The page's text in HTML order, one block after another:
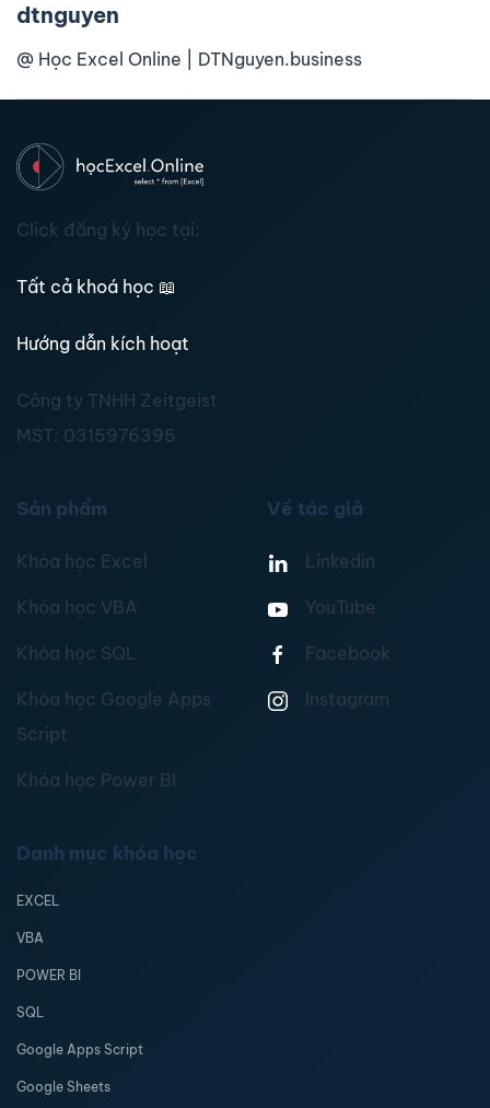
dtnguyen
@ Học Excel Online | DTNguyen.business
Click đăng ký học tại:
Tất cả khoá học 📖
Hướng dẫn kích hoạt
Công ty TNHH Zeitgeist
MST: 0315976395
Sản phẩm
Khóa học Excel
Khóa học VBA
Khóa học SQL
Khóa học Google Apps
Script
Khóa học Power BI
Về tác giả
Linkedin
YouTube
Facebook
Instagram
Danh mục khóa học
EXCEL
VBA
POWER BI
SQL
Google Apps Script
Google Sheets